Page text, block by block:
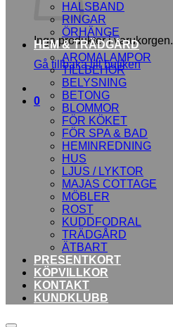
Inga produkter i varukorgen.
Gå tillbaka till butiken
0
HALSBAND
RINGAR
ÖRHÄNGE
HEM & TRÄDGÅRD
AROMALAMPOR
TILLBEHÖR
BELYSNING
BETONG
BLOMMOR
FÖR KÖKET
FÖR SPA & BAD
HEMINREDNING
HUS
LJUS / LYKTOR
MAJAS COTTAGE
MÖBLER
ROST
KUDDFODRAL
TRÄDGÅRD
ÄTBART
PRESENTKORT
KÖPVILLKOR
KONTAKT
KUNDKLUBB